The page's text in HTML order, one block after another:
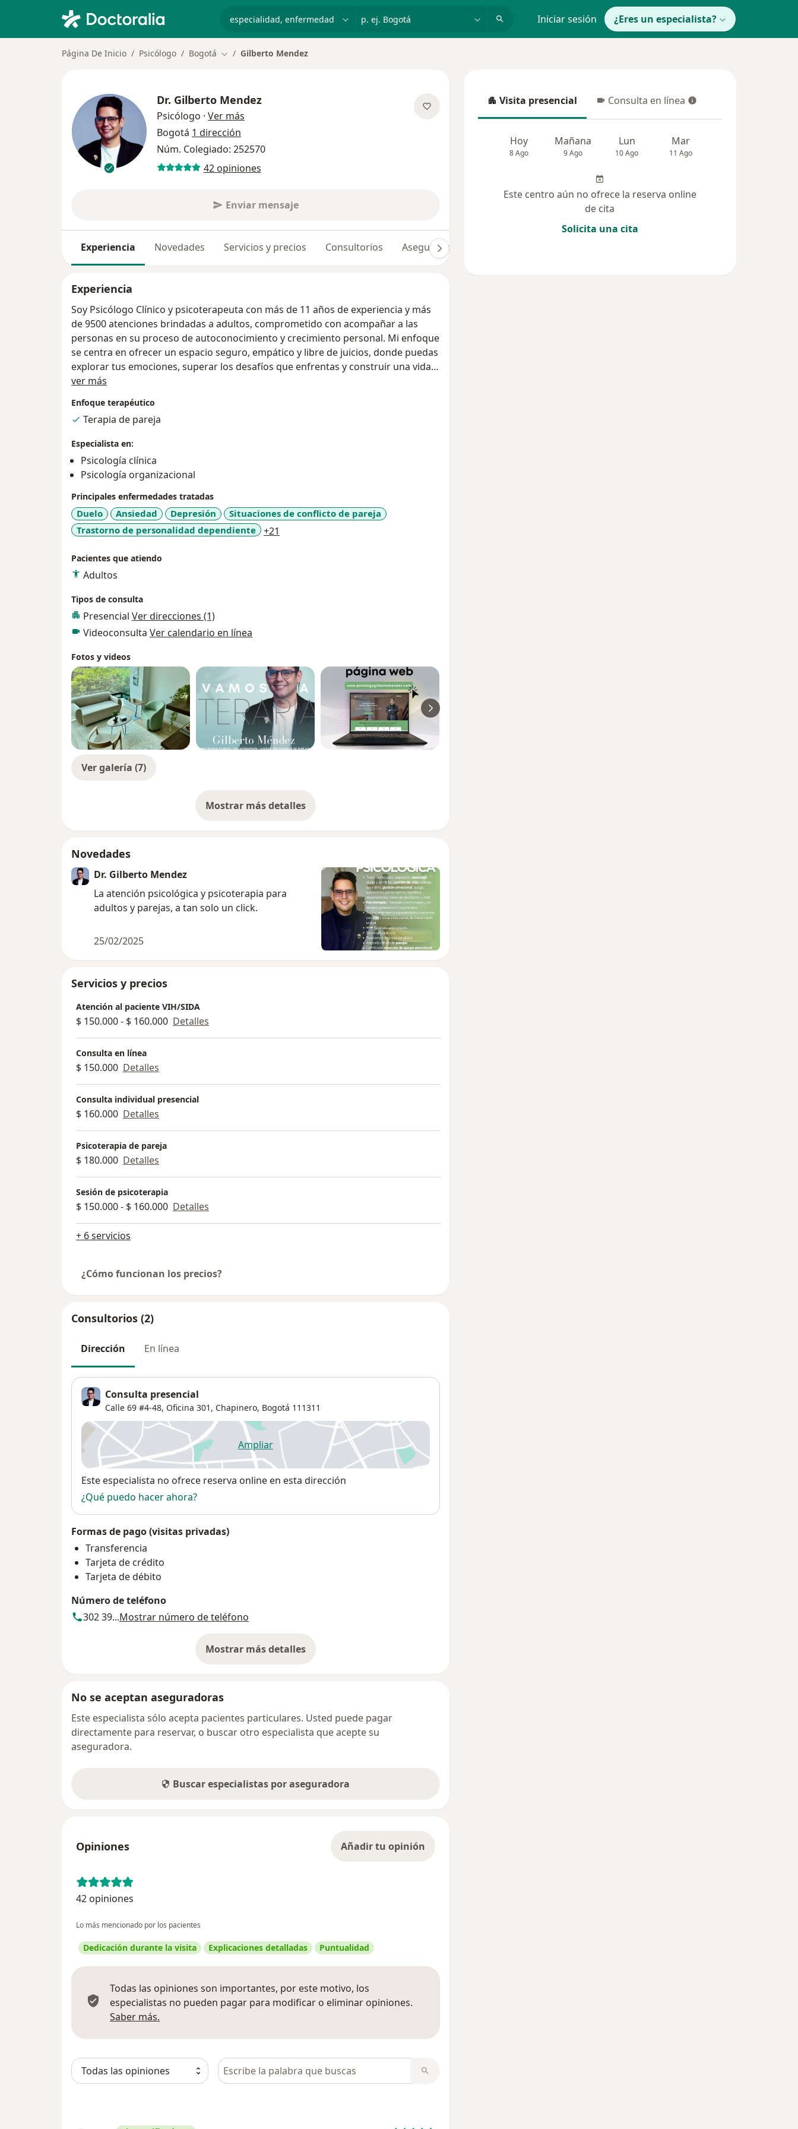
p. ej. Bogotá Iniciar sesión ¿Eres un especialista?
Página De Inicio Psicólogo Bogotá Cambiar de ciudad
Gilberto Mendez
Dr. Gilberto Mendez
Psicólogo · Ver más
Bogotá 1 dirección
Núm. Colegiado: 252570
42 opiniones
Enviar mensaje
Experiencia Novedades Servicios y precios Consultorios Aseguradoras
Experiencia
Soy Psicólogo Clínico y psicoterapeuta con más de 11 años de experiencia y más
de 9500 atenciones brindadas a adultos, comprometido con acompañar a las
personas en su proceso de autoconocimiento y crecimiento personal. Mi enfoque
se centra en ofrecer un espacio seguro, empático y libre de juicios, donde puedas
explorar tus emociones, superar los desafíos que enfrentas y construir una vida
con mayor bienestar.
Me enfoco en terapias de tercera generación y cognitivo-comportamental, las
cuales promueven la aceptación, la flexibilidad psicológica y el compromiso con
tus valores más importantes. Trabajo con temas como depresión, ansiedad,
relaciones de pareja, autoestima, manejo del estrés y adaptación al cambio,
siempre buscando generar herramientas prácticas que puedas aplicar en tu día a
día. También es un espacio seguro para la comunidad LGBTI+.
Creo firmemente que cada persona tiene la capacidad de transformar su vida, y
mi objetivo es acompañarte en este camino, adaptándome a tus necesidades y
respetando tu ritmo. Mi enfoque es cercano y humano, porque sé que pedir
ayuda no siempre es fácil, pero es el primer paso hacia el cambio.
Si estás buscando un espacio para escucharte y reconectar contigo mismo/a,
estaré aquí para acompañarte
ver más
Enfoque terapéutico
Terapia de pareja
Especialista en:
Psicología clínica
Psicología organizacional
Principales enfermedades tratadas
Duelo Ansiedad Depresión
Situaciones de conflicto de pareja
Trastorno de personalidad dependiente
+21
Pacientes que atiendo
Adultos
Tipos de consulta
Presencial Ver direcciones (1)
Videoconsulta Ver calendario en línea
Fotos y videos
Ver galería (7)
Mostrar más detalles
sobre la experiencia
Novedades
Dr. Gilberto Mendez
La atención psicológica y psicoterapia para
adultos y parejas, a tan solo un click.
25/02/2025
Servicios y precios
Atención al paciente VIH/SIDA
$ 150.000 - $ 160.000 Detalles
Consulta en línea
$ 150.000 Detalles
Consulta individual presencial
$ 160.000 Detalles
Psicoterapia de pareja
$ 180.000 Detalles
Sesión de psicoterapia
$ 150.000 - $ 160.000 Detalles
+ 6 servicios
¿Cómo funcionan los precios?
Consultorios (2)
Dirección En línea
Consulta presencial
Calle 69 #4-48, Oficina 301, Chapinero, Bogotá 111311
Ampliarse abre en una nueva pestaña
Disponibilidad
Este especialista no ofrece reserva online en esta dirección
¿Qué puedo hacer ahora?
Formas de pago (visitas privadas)
Transferencia
Tarjeta de crédito
Tarjeta de débito
Número de teléfono
302 39...Mostrar número de teléfono
Mostrar más detalles
sobre la dirección
No se aceptan aseguradoras
Este especialista sólo acepta pacientes particulares. Usted puede pagar
directamente para reservar, o buscar otro especialista que acepte su
aseguradora.
Buscar especialistas por aseguradora
Opiniones Añadir tu opinión
42 opiniones
Lo más mencionado por los pacientes
Dedicación durante la visita Explicaciones detalladas Puntualidad
Todas las opiniones son importantes, por este motivo, los
especialistas no pueden pagar para modificar o eliminar opiniones.
Saber más.
Busca en opiniones
Visita presencial
Visita presencial Consulta en línea
Consulta en línea
Hoy
8 Ago
Mañana
9 Ago
Lun
10 Ago
Mar
11 Ago
Este centro aún no ofrece la reserva online
de cita
Solicita una cita